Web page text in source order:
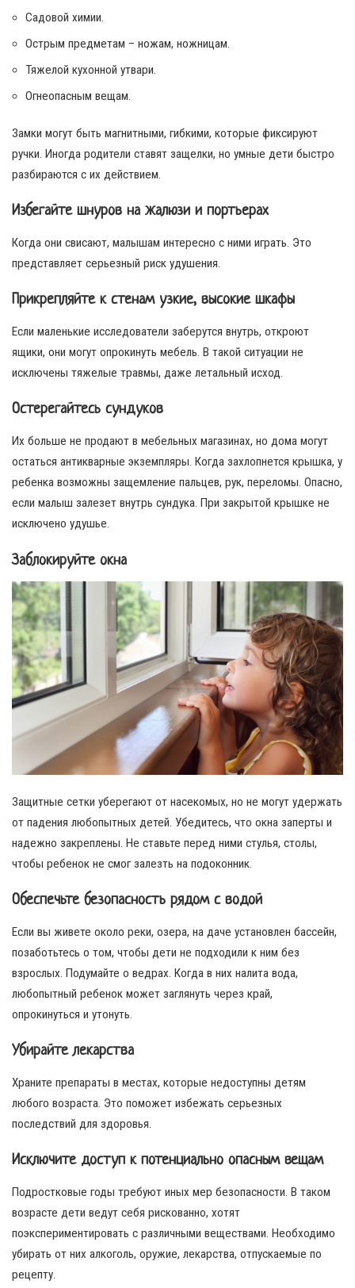
Садовой химии.
Острым предметам – ножам, ножницам.
Тяжелой кухонной утвари.
Огнеопасным вещам.
Замки могут быть магнитными, гибкими, которые фиксируют
ручки. Иногда родители ставят защелки, но умные дети быстро
разбираются с их действием.
Избегайте шнуров на жалюзи и портьерах
Когда они свисают, малышам интересно с ними играть. Это
представляет серьезный риск удушения.
Прикрепляйте к стенам узкие, высокие шкафы
Если маленькие исследователи заберутся внутрь, откроют
ящики, они могут опрокинуть мебель. В такой ситуации не
исключены тяжелые травмы, даже летальный исход.
Остерегайтесь сундуков
Их больше не продают в мебельных магазинах, но дома могут
остаться антикварные экземпляры. Когда захлопнется крышка, у
ребенка возможны защемление пальцев, рук, переломы. Опасно,
если малыш залезет внутрь сундука. При закрытой крышке не
исключено удушье.
Заблокируйте окна
Защитные сетки уберегают от насекомых, но не могут удержать
от падения любопытных детей. Убедитесь, что окна заперты и
надежно закреплены. Не ставьте перед ними стулья, столы,
чтобы ребенок не смог залезть на подоконник.
Обеспечьте безопасность рядом с водой
Если вы живете около реки, озера, на даче установлен бассейн,
позаботьтесь о том, чтобы дети не подходили к ним без
взрослых. Подумайте о ведрах. Когда в них налита вода,
любопытный ребенок может заглянуть через край,
опрокинуться и утонуть.
Убирайте лекарства
Храните препараты в местах, которые недоступны детям
любого возраста. Это поможет избежать серьезных
последствий для здоровья.
Исключите доступ к потенциально опасным вещам
Подростковые годы требуют иных мер безопасности. В таком
возрасте дети ведут себя рискованно, хотят
поэкспериментировать с различными веществами. Необходимо
убирать от них алкоголь, оружие, лекарства, отпускаемые по
рецепту.